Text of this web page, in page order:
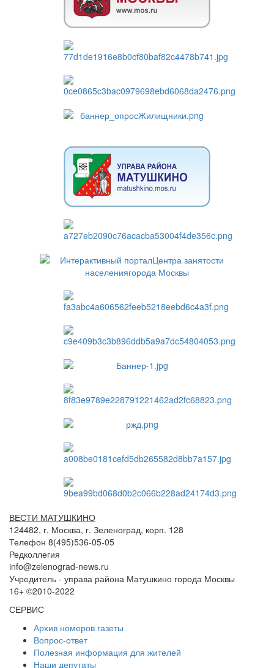
ВЕСТИ МАТУШКИНО
124482, г. Москва, г. Зеленоград, корп. 128
Телефон 8(495)536-05-05
Редколлегия
info@zelenograd-news.ru
Учредитель - управа района Матушкино города Москвы
16+ ©2010-2022
СЕРВИС
Архив номеров газеты
Вопрос-ответ
Полезная информация для жителей
Наши депутаты